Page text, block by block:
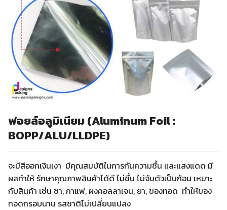
ฟอยล์อลูมิเนียม (Aluminum Foil :
BOPP/ALU/LLDPE)
จะมีสีออกเงินเงา มีคุณสมบัติในการกันความชื้น และแสงแดด มี
ผลทำให้ รักษาคุณภาพสินค้าได้ดี ไม่ชื้น ไม่จับตัวเป็นก้อน เหมาะ
กับสินค้า เช่น ชา, กาแฟ, ผงคอลลาเจน, ยา, ของทอด ทำให้ของ
ทอดกรอบนาน รสชาติไม่เปลี่ยนแปลง